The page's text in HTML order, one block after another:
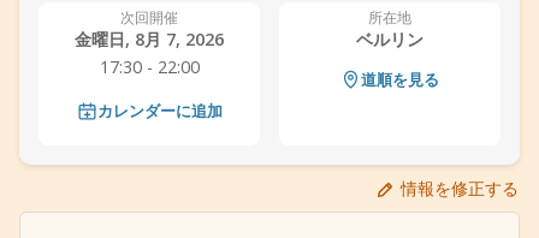
イベントを追加
次回開催
金曜日, 8月 7, 2026
17:30 - 22:00
カレンダーに追加
所在地
ベルリン
道順を見る
情報を修正する